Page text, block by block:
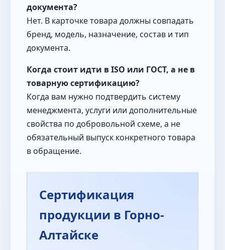
документа?
Нет. В карточке товара должны совпадать
бренд, модель, назначение, состав и тип
документа.
Когда стоит идти в ISO или ГОСТ, а не в
товарную сертификацию?
Когда вам нужно подтвердить систему
менеджмента, услуги или дополнительные
свойства по добровольной схеме, а не
обязательный выпуск конкретного товара
в обращение.
Сертификация
продукции в Горно-
Алтайске